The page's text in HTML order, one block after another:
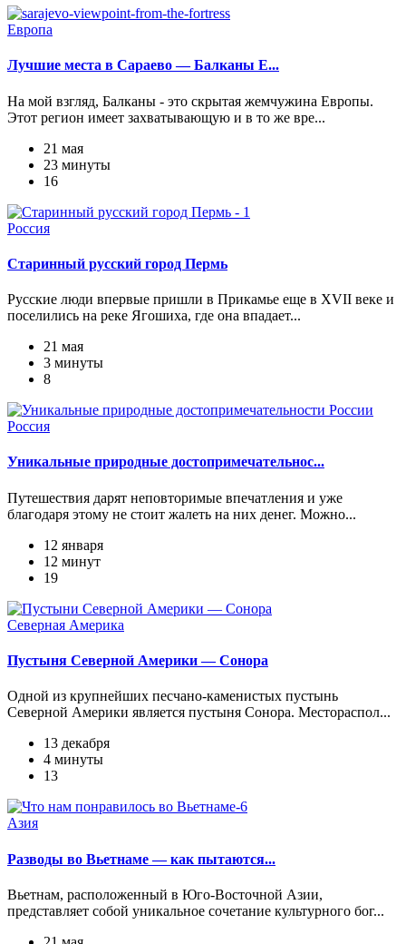
Европа
Лучшие места в Сараево — Балканы Е...
На мой взгляд, Балканы - это скрытая жемчужина Европы.
Этот регион имеет захватывающую и в то же вре...
21 мая
23 минуты
16
Россия
Старинный русский город Пермь
Русские люди впервые пришли в Прикамье еще в XVII веке и
поселились на реке Ягошиха, где она впадает...
21 мая
3 минуты
8
Россия
Уникальные природные достопримечательнос...
Путешествия дарят неповторимые впечатления и уже
благодаря этому не стоит жалеть на них денег. Можно...
12 января
12 минут
19
Северная Америка
Пустыня Северной Америки — Сонора
Одной из крупнейших песчано-каменистых пустынь
Северной Америки является пустыня Сонора. Местораспол...
13 декабря
4 минуты
13
Азия
Разводы во Вьетнаме — как пытаются...
Вьетнам, расположенный в Юго-Восточной Азии,
представляет собой уникальное сочетание культурного бог...